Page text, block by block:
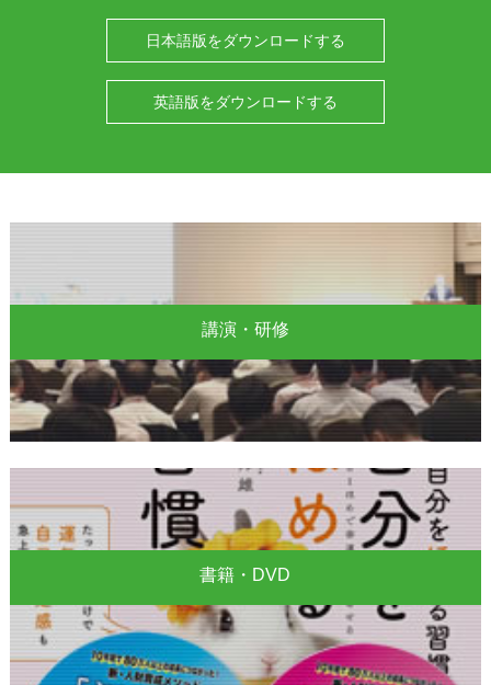
日本語版をダウンロードする
英語版をダウンロードする
講演・研修
書籍・DVD